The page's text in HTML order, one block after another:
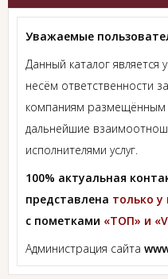
Уважаемые
Данный каталог
несём ответственности
компаниям размещённым
дальнейшие
исполнителями услуг.
100% актуальная
представлена только
с пометками «ТОП» и
Администрация сайта